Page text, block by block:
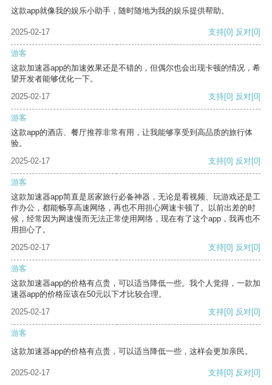
这款app就像我的娱乐小助手，随时随地为我的娱乐提供帮助。
2025-02-17 支持[0] 反对[0]
游客
这款加速器app的加速效果还是不错的，但偶尔也会出现卡顿的情况，希
望开发者能够优化一下。
2025-02-17
支持[0] 反对[0]
游客
这款app的酒店、餐厅推荐非常有用，让我能够享受到高品质的旅行体
验。
2025-02-17
支持[0] 反对[0]
游客
这款加速器app简直是居家旅行必备神器，无论是看视频、玩游戏还是工
作办公，都能畅享高速网络，再也不用担心网速卡顿了。以前出差的时
候，经常因为网速慢而无法正常使用网络，现在有了这个app，我再也不
用担心了。
2025-02-17
支持[0] 反对[0]
游客
这款加速器app的价格有点贵，可以适当降低一些。我个人觉得，一款加
速器app的价格应该在50元以下才比较合理。
2025-02-17
支持[0] 反对[0]
游客
这款加速器app的价格有点贵，可以适当降低一些，这样会更加亲民。
2025-02-17 支持[0] 反对[0]